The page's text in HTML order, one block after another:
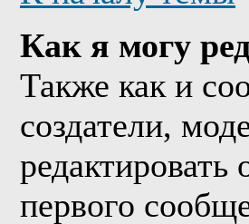
Как я могу
Также как и
создатели,
первого